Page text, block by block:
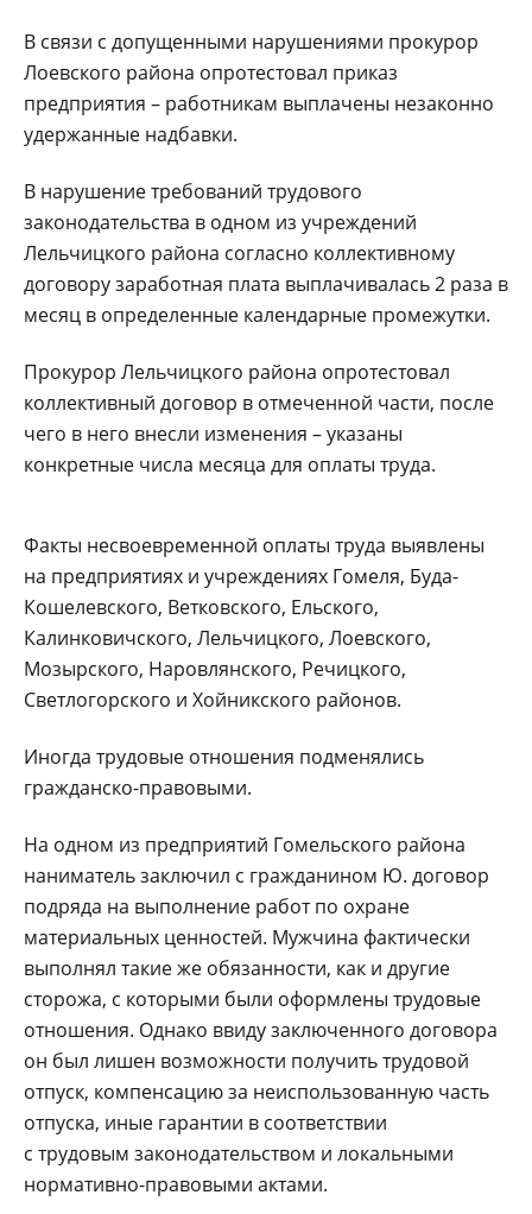
В связи с допущенными нарушениями прокурор
Лоевского района опротестовал приказ
предприятия – работникам выплачены незаконно
удержанные надбавки.
В нарушение требований трудового
законодательства в одном из учреждений
Лельчицкого района согласно коллективному
договору заработная плата выплачивалась 2 раза в
месяц в определенные календарные промежутки.
Прокурор Лельчицкого района опротестовал
коллективный договор в отмеченной части, после
чего в него внесли изменения – указаны
конкретные числа месяца для оплаты труда.
Факты несвоевременной оплаты труда выявлены
на предприятиях и учреждениях Гомеля, Буда-
Кошелевского, Ветковского, Ельского,
Калинковичского, Лельчицкого, Лоевского,
Мозырского, Наровлянского, Речицкого,
Светлогорского и Хойникского районов.
Иногда трудовые отношения подменялись
гражданско-правовыми.
На одном из предприятий Гомельского района
наниматель заключил с гражданином Ю. договор
подряда на выполнение работ по охране
материальных ценностей. Мужчина фактически
выполнял такие же обязанности, как и другие
сторожа, с которыми были оформлены трудовые
отношения. Однако ввиду заключенного договора
он был лишен возможности получить трудовой
отпуск, компенсацию за неиспользованную часть
отпуска, иные гарантии в соответствии
с трудовым законодательством и локальными
нормативно-правовыми актами.